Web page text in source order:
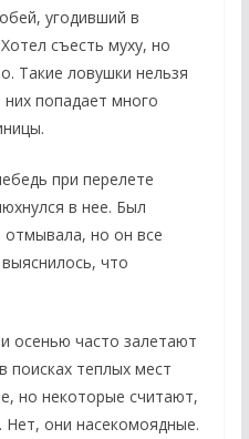
угодивший в
съесть муху, но
Такие ловушки нельзя
них попадает много
при перелете
в нее. Был
но он все
что
осенью часто залетают
поисках теплых мест
но некоторые считают,
они насекомоядные.